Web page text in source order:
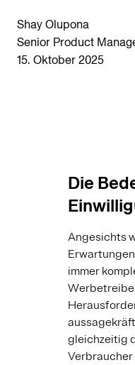
Shay Olupona
Senior Product
15. Oktober 2025
Die
Angesichts
immer
gleichzeitig